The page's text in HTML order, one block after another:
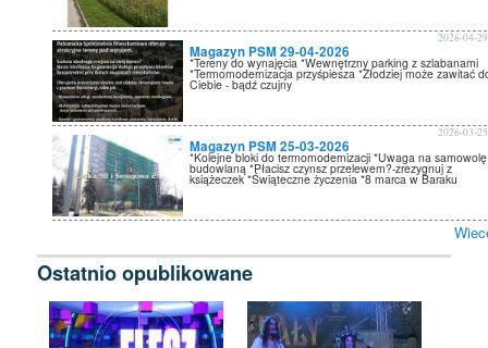
Magazyn PSM 29-04-2026
2026-04-29
*Tereny do wynajęcia *Wewnętrzny parking z szlabanami
*Termomodernizacja przyśpiesza *Złodziej może zawitać
Ciebie - bądź czujny
Magazyn PSM 25-03-2026
2026-03-25
*Kolejne bloki do termomodernizacji *Uwaga na samowolę
budowlaną *Płacisz czynsz przelewem?-zrezygnuj z
książeczek *Świąteczne życzenia *8 marca w Baraku
Ostatnio opublikowane